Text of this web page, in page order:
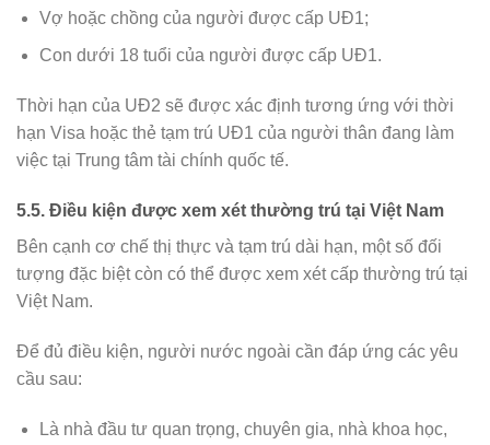
Vợ hoặc chồng của người được cấp UĐ1;
Con dưới 18 tuổi của người được cấp UĐ1.
Thời hạn của UĐ2 sẽ được xác định tương ứng với thời
hạn Visa hoặc thẻ tạm trú UĐ1 của người thân đang làm
việc tại Trung tâm tài chính quốc tế.
5.5. Điều kiện được xem xét thường trú tại Việt Nam
Bên cạnh cơ chế thị thực và tạm trú dài hạn, một số đối
tượng đặc biệt còn có thể được xem xét cấp thường trú tại
Việt Nam.
Để đủ điều kiện, người nước ngoài cần đáp ứng các yêu
cầu sau:
Là nhà đầu tư quan trọng, chuyên gia, nhà khoa học,